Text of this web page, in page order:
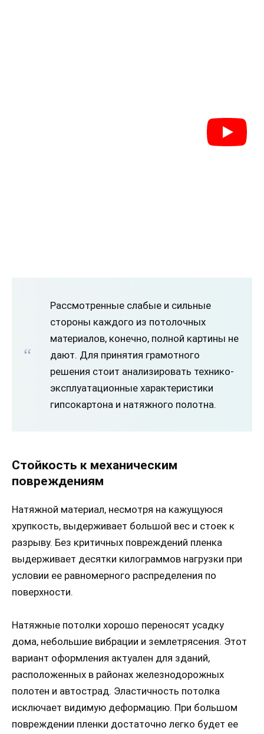
Рассмотренные слабые и сильные
стороны каждого из потолочных
материалов, конечно, полной картины не
дают. Для принятия грамотного
решения стоит анализировать технико-
эксплуатационные характеристики
гипсокартона и натяжного полотна.
Стойкость к механическим
повреждениям
Натяжной материал, несмотря на кажущуюся
хрупкость, выдерживает большой вес и стоек к
разрыву. Без критичных повреждений пленка
выдерживает десятки килограммов нагрузки при
условии ее равномерного распределения по
поверхности.
Натяжные потолки хорошо переносят усадку
дома, небольшие вибрации и землетрясения. Этот
вариант оформления актуален для зданий,
расположенных в районах железнодорожных
полотен и автострад. Эластичность потолка
исключает видимую деформацию. При большом
повреждении пленки достаточно легко будет ее